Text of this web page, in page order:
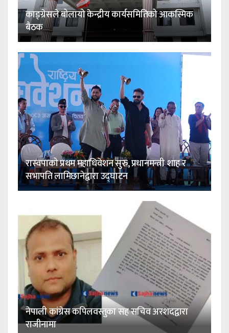
काङ्ग्रेसले बोलायो केन्द्रीय कार्यसमितिको आकस्मिक
बैठक
रास्वपाको प्रथम महाधिवेशन सुरु, प्रधानमन्त्री शाह र
सभापति लामिछानेद्वारा उद्घाटन
नेपाली कांग्रेस कपिलवस्तुका सह सचिव अरशदद्वारा
राजीनामा